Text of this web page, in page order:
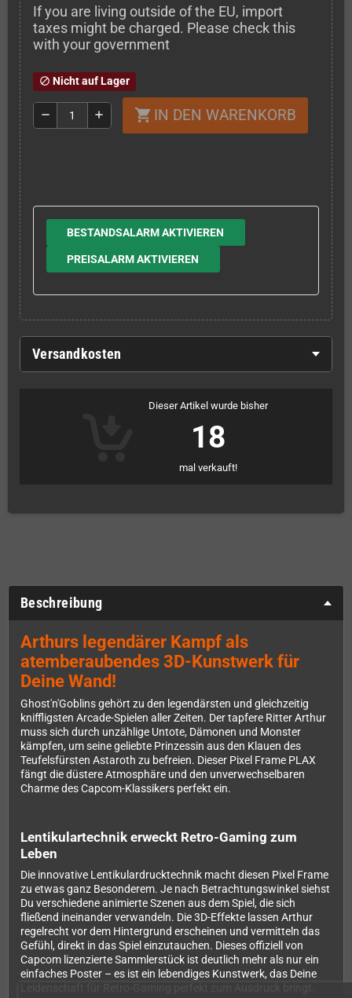
If you are living outside of the EU, import
taxes might be charged. Please check this
with your government
block Nicht auf Lager
remove add shopping_cart IN DEN WARENKORB
BESTANDSALARM AKTIVIEREN
PREISALARM AKTIVIEREN
Versandkosten
Dieser Artikel wurde bisher
18
mal verkauft!
Beschreibung
Arthurs legendärer Kampf als
atemberaubendes 3D-Kunstwerk für
Deine Wand!
Ghost'n'Goblins gehört zu den legendärsten und gleichzeitig
kniffligsten Arcade-Spielen aller Zeiten. Der tapfere Ritter Arthur
muss sich durch unzählige Untote, Dämonen und Monster
kämpfen, um seine geliebte Prinzessin aus den Klauen des
Teufelsfürsten Astaroth zu befreien. Dieser Pixel Frame PLAX
fängt die düstere Atmosphäre und den unverwechselbaren
Charme des Capcom-Klassikers perfekt ein.
Lentikulartechnik erweckt Retro-Gaming zum
Leben
Die innovative Lentikulardrucktechnik macht diesen Pixel Frame
zu etwas ganz Besonderem. Je nach Betrachtungswinkel siehst
Du verschiedene animierte Szenen aus dem Spiel, die sich
fließend ineinander verwandeln. Die 3D-Effekte lassen Arthur
regelrecht vor dem Hintergrund erscheinen und vermitteln das
Gefühl, direkt in das Spiel einzutauchen. Dieses offiziell von
Capcom lizenzierte Sammlerstück ist deutlich mehr als nur ein
einfaches Poster – es ist ein lebendiges Kunstwerk, das Deine